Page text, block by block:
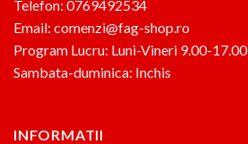
Telefon: 0769492534
Email: comenzi@fag-shop.ro
Program Lucru: Luni-Vineri 9.00-17.00
Sambata-duminica: Inchis
INFORMATII